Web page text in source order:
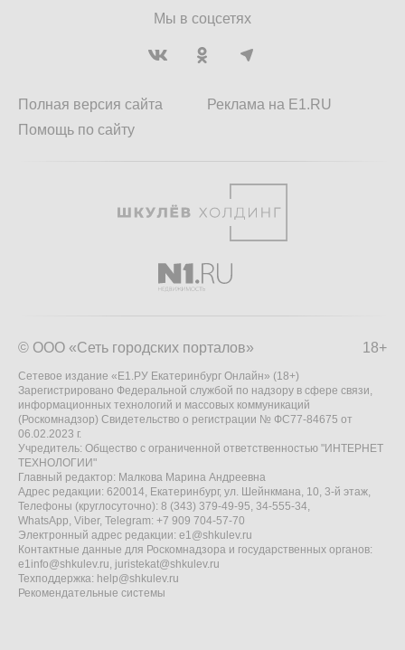
Мы в соцсетях
Полная версия сайта
Помощь по сайту
Реклама на E1.RU
18+
© ООО «Сеть городских порталов»
Сетевое издание «Е1.РУ Екатеринбург Онлайн» (18+)
Зарегистрировано Федеральной службой по надзору в сфере связи,
информационных технологий и массовых коммуникаций
(Роскомнадзор) Свидетельство о регистрации № ФС77-84675 от
06.02.2023 г.
Учредитель: Общество с ограниченной ответственностью "ИНТЕРНЕТ
ТЕХНОЛОГИИ"
Главный редактор: Малкова Марина Андреевна
Адрес редакции: 620014, Екатеринбург, ул. Шейнкмана, 10, 3-й этаж,
Телефоны (круглосуточно): 8 (343) 379-49-95, 34-555-34,
WhatsApp, Viber, Telegram: +7 909 704-57-70
Электронный адрес редакции: e1@shkulev.ru
Контактные данные для Роскомнадзора и государственных органов:
e1info@shkulev.ru, juristekat@shkulev.ru
Техподдержка: help@shkulev.ru
Рекомендательные системы